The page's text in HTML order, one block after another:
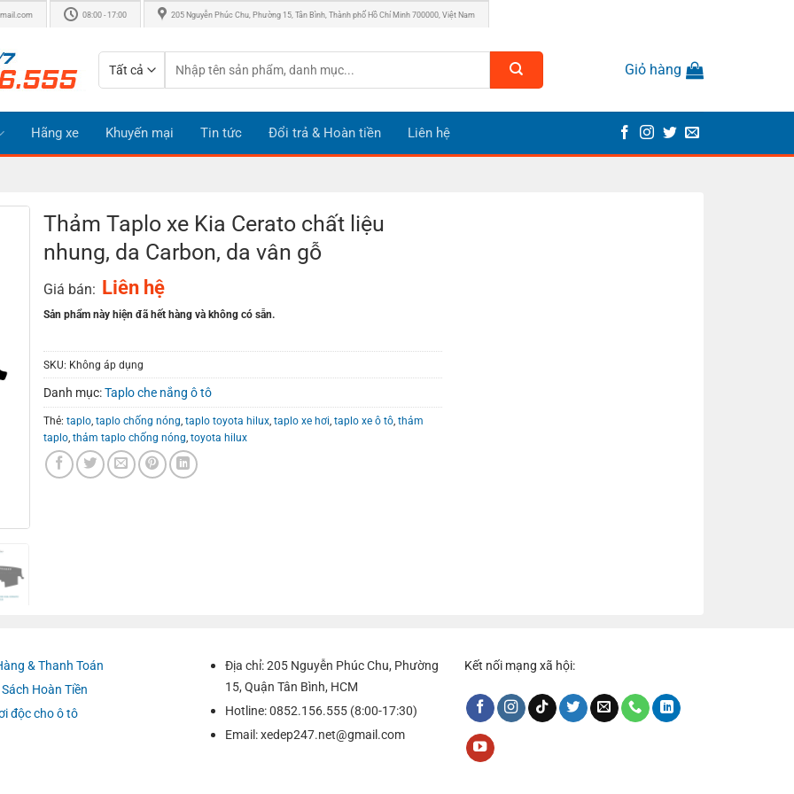
08:00 - 17:00 205 Nguyễn Phúc Chu, Phường 15, Tân Bình, Thành phố Hồ Chí Minh 700000, Việt Nam
kiếm:
Giỏ hàng
Hãng xe Khuyến mại Tin tức Đổi trả & Hoàn tiền Liên hệ
Thảm Taplo xe Kia Cerato chất liệu
nhung, da Carbon, da vân gỗ
Giá bán: Liên hệ
Sản phẩm này hiện đã hết hàng và không có sẵn.
SKU: Không áp dụng
Danh mục:Taplo che nắng ô tô
Thẻ: taplo taplo chống nóng taplo toyota hilux taplo xe hơi taplo xe ô tô thảm
taplo thảm taplo chống nóng toyota hilux
& Thanh Toán
Hoàn Tiền
độc cho ô tô
Địa chỉ: 205 Nguyễn Phúc Chu, Phường
15, Quận Tân Bình, HCM
Hotline: 0852.156.555 (8:00-17:30)
Email:xedep247.net@gmail.com
Kết nối mạng xã hội: